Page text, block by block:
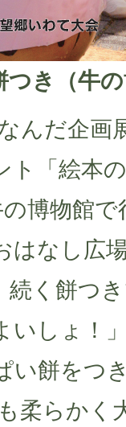
つき（牛
んだ企画
ト「絵本
博物館
はなし広
続く餅つ
いしょ！
い餅をつ
柔らかく